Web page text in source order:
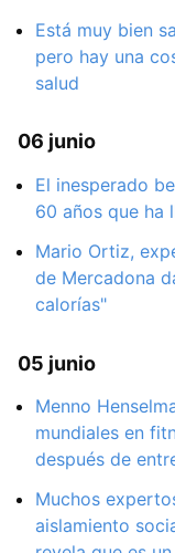
Está muy bien
pero hay una
salud
06 junio
El inesperado
60 años que ha
Mario Ortiz,
de Mercadona
calorías"
05 junio
Menno
mundiales en
después de
Muchos
aislamiento